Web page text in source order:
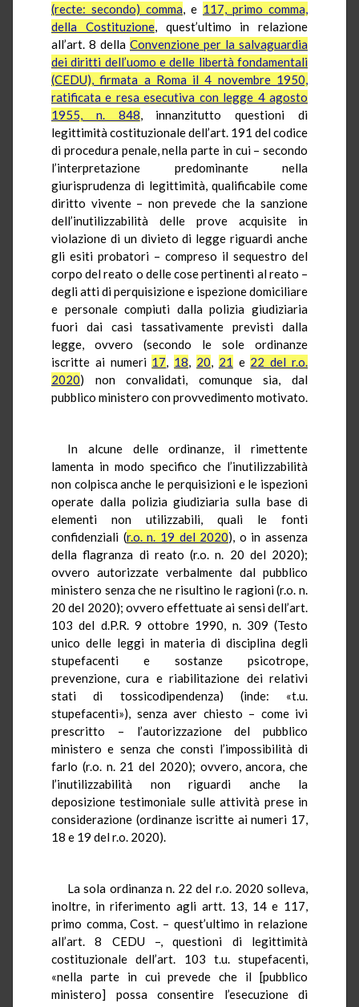
(recte: secondo) comma, e 117, primo comma,
della Costituzione, quest’ultimo in relazione
all’art. 8 della Convenzione per la salvaguardia
dei diritti dell’uomo e delle libertà fondamentali
(CEDU), firmata a Roma il 4 novembre 1950,
ratificata e resa esecutiva con legge 4 agosto
1955, n. 848, innanzitutto questioni di
legittimità costituzionale dell’art. 191 del codice
di procedura penale, nella parte in cui – secondo
l’interpretazione predominante nella
giurisprudenza di legittimità, qualificabile come
diritto vivente – non prevede che la sanzione
dell’inutilizzabilità delle prove acquisite in
violazione di un divieto di legge riguardi anche
gli esiti probatori – compreso il sequestro del
corpo del reato o delle cose pertinenti al reato –
degli atti di perquisizione e ispezione domiciliare
e personale compiuti dalla polizia giudiziaria
fuori dai casi tassativamente previsti dalla
legge, ovvero (secondo le sole ordinanze
iscritte ai numeri 17, 18, 20, 21 e 22 del r.o.
2020) non convalidati, comunque sia, dal
pubblico ministero con provvedimento motivato.
In alcune delle ordinanze, il rimettente
lamenta in modo specifico che l’inutilizzabilità
non colpisca anche le perquisizioni e le ispezioni
operate dalla polizia giudiziaria sulla base di
elementi non utilizzabili, quali le fonti
confidenziali (r.o. n. 19 del 2020), o in assenza
della flagranza di reato (r.o. n. 20 del 2020);
ovvero autorizzate verbalmente dal pubblico
ministero senza che ne risultino le ragioni (r.o. n.
20 del 2020); ovvero effettuate ai sensi dell’art.
103 del d.P.R. 9 ottobre 1990, n. 309 (Testo
unico delle leggi in materia di disciplina degli
stupefacenti e sostanze psicotrope,
prevenzione, cura e riabilitazione dei relativi
stati di tossicodipendenza) (inde: «t.u.
stupefacenti»), senza aver chiesto – come ivi
prescritto – l’autorizzazione del pubblico
ministero e senza che consti l’impossibilità di
farlo (r.o. n. 21 del 2020); ovvero, ancora, che
l’inutilizzabilità non riguardi anche la
deposizione testimoniale sulle attività prese in
considerazione (ordinanze iscritte ai numeri 17,
18 e 19 del r.o. 2020).
La sola ordinanza n. 22 del r.o. 2020 solleva,
inoltre, in riferimento agli artt. 13, 14 e 117,
primo comma, Cost. – quest’ultimo in relazione
all’art. 8 CEDU –, questioni di legittimità
costituzionale dell’art. 103 t.u. stupefacenti,
«nella parte in cui prevede che il [pubblico
ministero] possa consentire l’esecuzione di